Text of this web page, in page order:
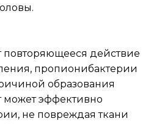
повторяющееся действие
пропионибактерии
образования
эффективно
не повреждая ткани